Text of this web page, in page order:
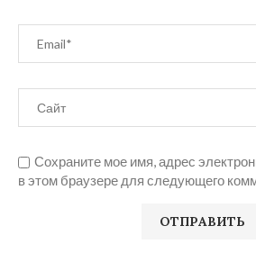
Сохраните мое имя, адрес
в этом браузере для следующего